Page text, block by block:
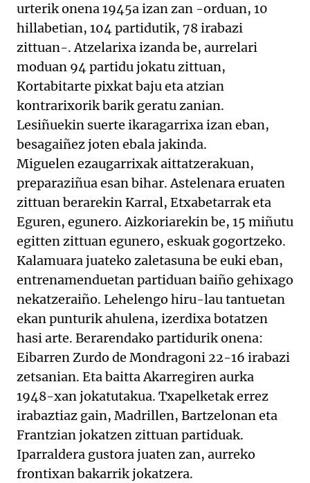
urterik onena 1945a izan zan -orduan, 10
hillabetian, 104 partidutik, 78 irabazi
zittuan-. Atzelarixa izanda be, aurrelari
moduan 94 partidu jokatu zittuan,
Kortabitarte pixkat baju eta atzian
kontrarixorik barik geratu zanian.
Lesiñuekin suerte ikaragarrixa izan eban,
besagaiñez joten ebala jakinda.
Miguelen ezaugarrixak aittatzerakuan,
preparaziñua esan bihar. Astelenara eruaten
zittuan berarekin Karral, Etxabetarrak eta
Eguren, egunero. Aizkoriarekin be, 15 miñutu
egitten zittuan egunero, eskuak gogortzeko.
Kalamuara juateko zaletasuna be euki eban,
entrenamenduetan partiduan baiño gehixago
nekatzeraiño. Lehelengo hiru-lau tantuetan
ekan punturik ahulena, izerdixa botatzen
hasi arte. Berarendako partidurik onena:
Eibarren Zurdo de Mondragoni 22-16 irabazi
zetsanian. Eta baitta Akarregiren aurka
1948-xan jokatutakua. Txapelketak errez
irabaztiaz gain, Madrillen, Bartzelonan eta
Frantzian jokatzen zittuan partiduak.
Iparraldera gustora juaten zan, aurreko
frontixan bakarrik jokatzera.